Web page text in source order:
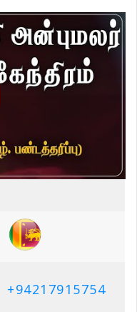
+94217915754